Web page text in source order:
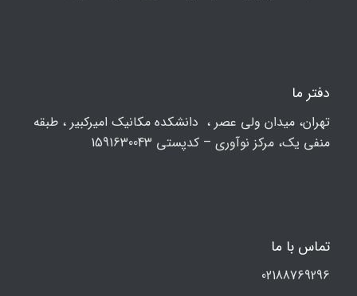
دفتر ما
تهران، ميدان ولي عصر ، دانشکده مكانيك امیرکبیر ، طبقه
منفی یک، مرکز نوآوری – کدپستی 1591630043
تماس با ما
02188769296